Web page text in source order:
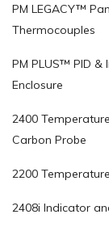
PM LEGACY™
Thermocouples
PM PLUS™
Enclosure
2400
Carbon Probe
2200
2408i Indicator